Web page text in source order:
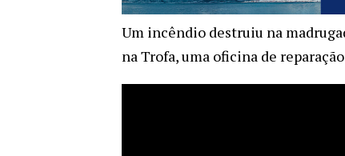
Um incêndio destruiu na
na Trofa, uma oficina de